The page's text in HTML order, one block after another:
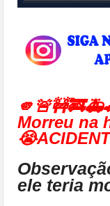
Morreu na
ele teria